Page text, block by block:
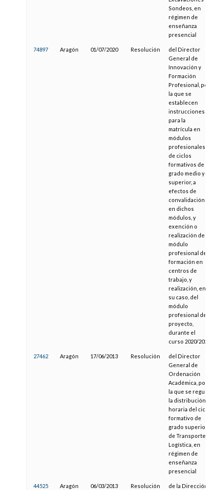
Sondeos, en
régimen de
enseñanza
presencial
74897 Aragón 01/07/2020 Resolución
del Director
General de
Innovación y
Formación
Profesional, por
la que se
establecen
instrucciones
para la
matrícula en
módulos
profesionales
de ciclos
formativos de
grado medio y
superior, a
efectos de
convalidación
en dichos
módulos, y
exención o
realización del
módulo
profesional de
formación en
centros de
trabajo, y
realización, en
su caso, del
módulo
profesional de
proyecto,
durante el
curso 2020/2021
27462 Aragón 17/06/2013 Resolución
del Director
General de
Ordenación
Académica, por
la que se regula
la distribución
horaria del ciclo
formativo de
grado superior
de Transporte y
Logística, en
régimen de
enseñanza
presencial
44525 Aragón 06/03/2013
Resolución
de la Dirección